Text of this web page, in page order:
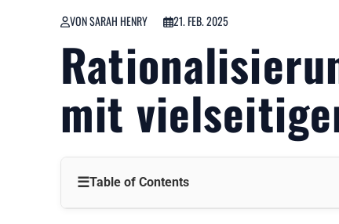
VON SARAH HENRY 21. FEB. 2025
mit
☰Table of Contents